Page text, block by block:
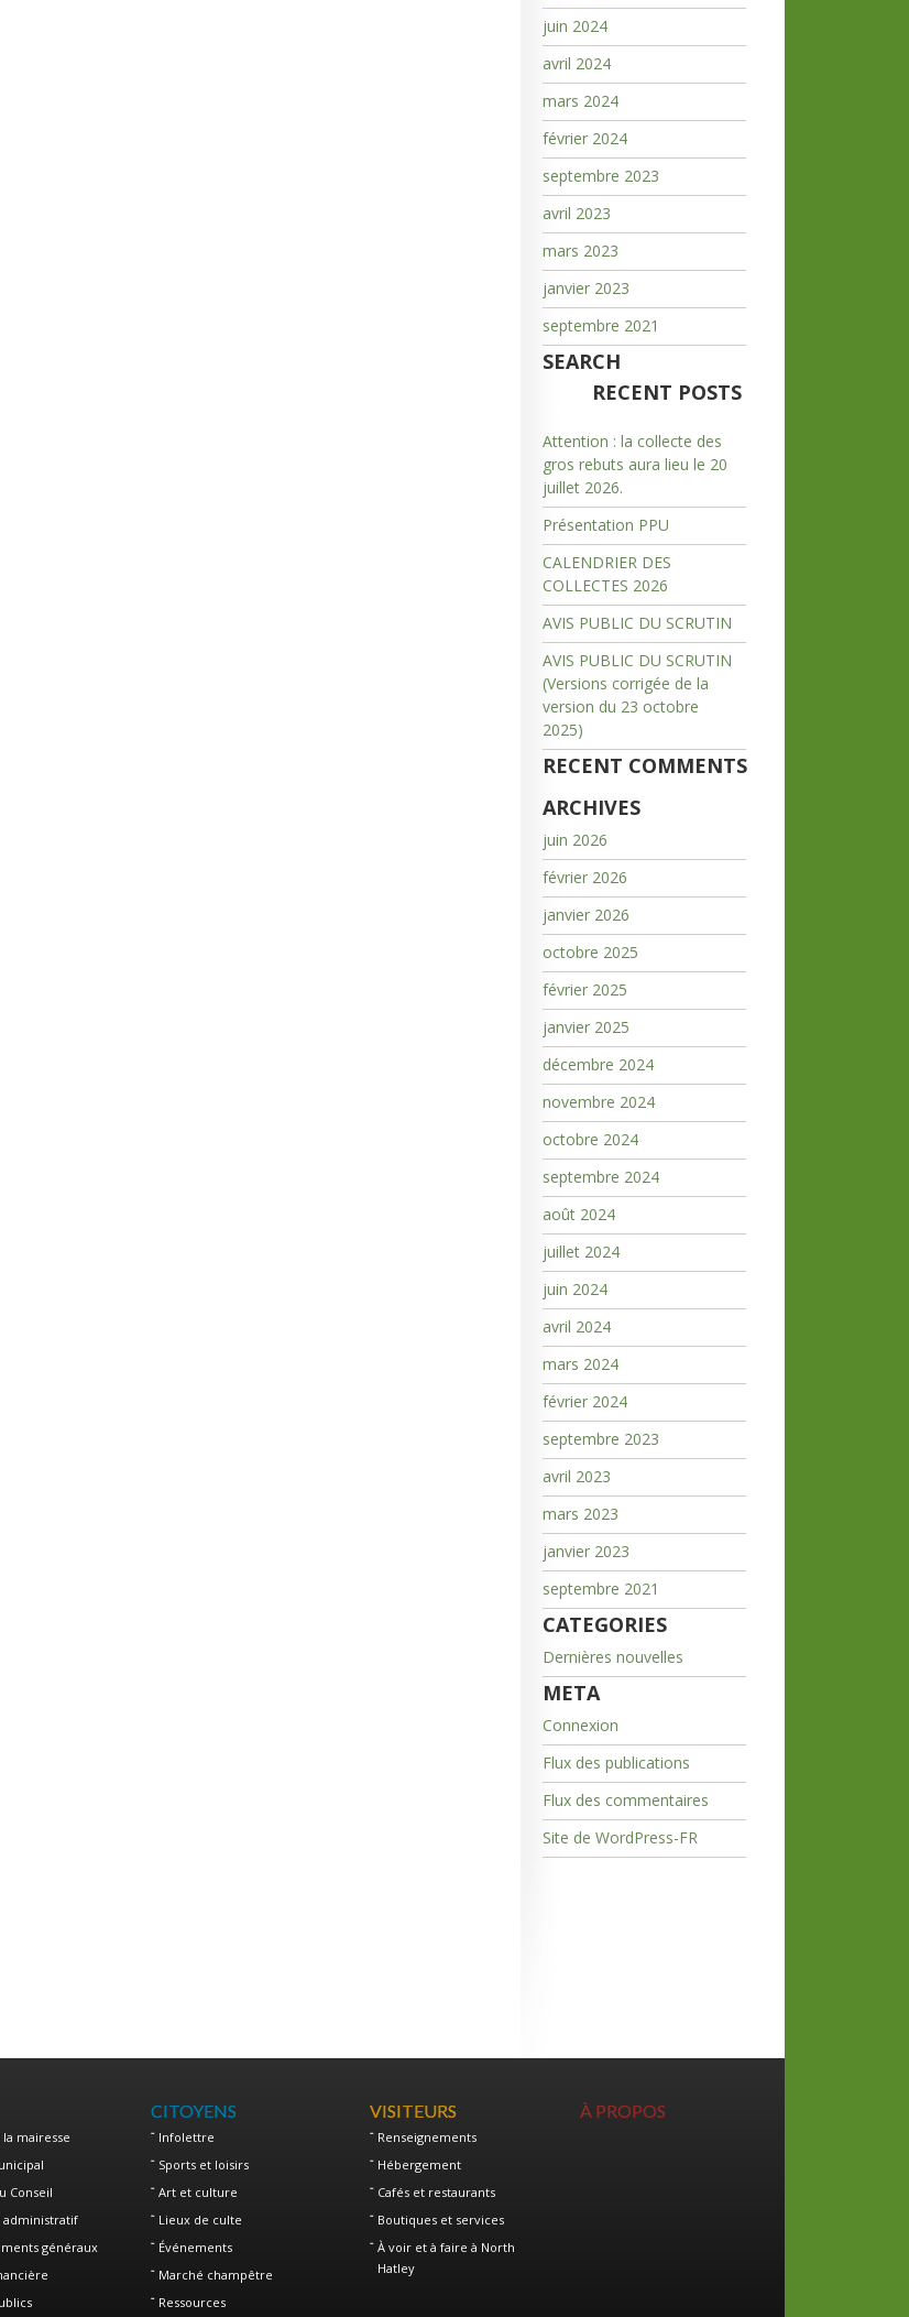
juin 2024
avril 2024
mars 2024
février 2024
septembre 2023
avril 2023
mars 2023
janvier 2023
septembre 2021
SEARCH
RECENT POSTS
Attention : la collecte des
gros rebuts aura lieu le 20
juillet 2026.
Présentation PPU
CALENDRIER DES
COLLECTES 2026
AVIS PUBLIC DU SCRUTIN
AVIS PUBLIC DU SCRUTIN
(Versions corrigée de la
version du 23 octobre
2025)
RECENT COMMENTS
ARCHIVES
juin 2026
février 2026
janvier 2026
octobre 2025
février 2025
janvier 2025
décembre 2024
novembre 2024
octobre 2024
septembre 2024
août 2024
juillet 2024
juin 2024
avril 2024
mars 2024
février 2024
septembre 2023
avril 2023
mars 2023
janvier 2023
septembre 2021
CATEGORIES
Dernières nouvelles
META
Connexion
Flux des publications
Flux des commentaires
Site de WordPress-FR
mairesse
Conseil
administratif
généraux
CITOYENS
Infolettre
Sports et loisirs
Art et culture
Lieux de culte
Événements
Marché champêtre
Ressources
VISITEURS
Renseignements
Hébergement
Cafés et restaurants
Boutiques et services
À voir et à faire à North
Hatley
À PROPOS